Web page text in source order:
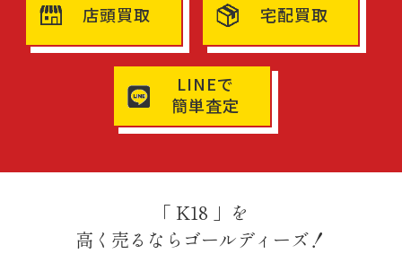
店頭買取 宅配買取
LINEで
簡単査定
「 K18 」を
高く売るならゴールディーズ！